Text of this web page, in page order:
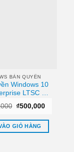
BẢN QUYỀN
Windows 10
LTSC –
Giá
là:
₫1,000,000.
₫500,000Giá
tại
GIỎ HÀNG